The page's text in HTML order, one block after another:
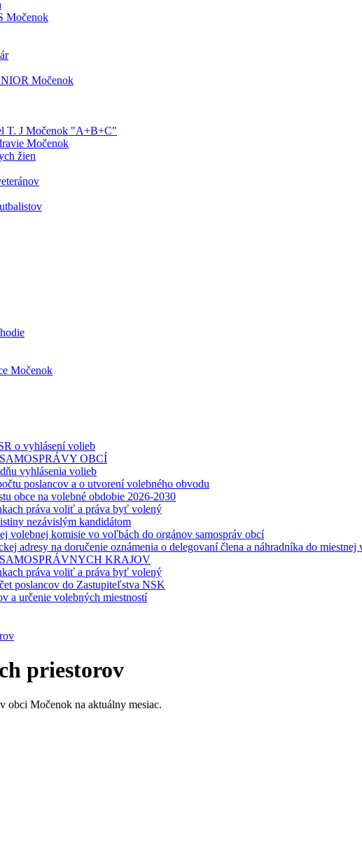
Močenok
Močenok
T. J Močenok "A+B+C"
Močenok
žien
Močenok
o vyhlásení volieb
OBCÍ
vyhlásenia volieb
poslancov a o utvorení volebného obvodu
obce na volebné obdobie 2026-2030
práva voliť a práva byť volený
nezávislým kandidátom
volebnej komisie vo voľbách do orgánov samospráv obcí
adresy na doručenie oznámenia o delegovaní člena a náhradníka do
KRAJOV
práva voliť a práva byť volený
poslancov do Zastupiteľstva NSK
a určenie volebných miestností
priestorov
obci Močenok na aktuálny mesiac.